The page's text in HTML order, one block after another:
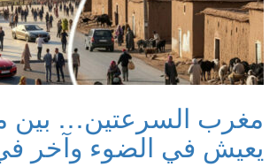
مغرب السرعتين… بين
يعيش في الضوء وآخر